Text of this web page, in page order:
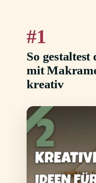
1
So
mit
kreativ